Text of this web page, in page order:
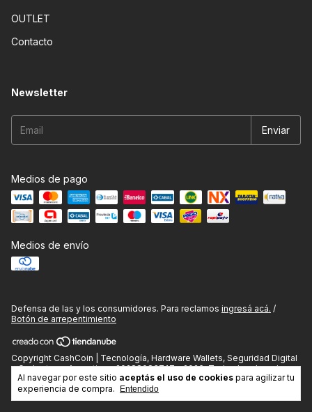
Al navegar por este sitio aceptás el uso de cookies para agilizar tu
experiencia de compra.
Entendido
OUTLET
Contacto
Newsletter
Medios de pago
Medios de envío
Defensa de las y los consumidores. Para reclamos ingresá acá. /
Botón de arrepentimiento
Copyright CashCoin | Tecnología, Hardware Wallets, Seguridad Digital
y Gadgets en Argentina - 20288083747 - 2026. Todos los derechos
reservados.